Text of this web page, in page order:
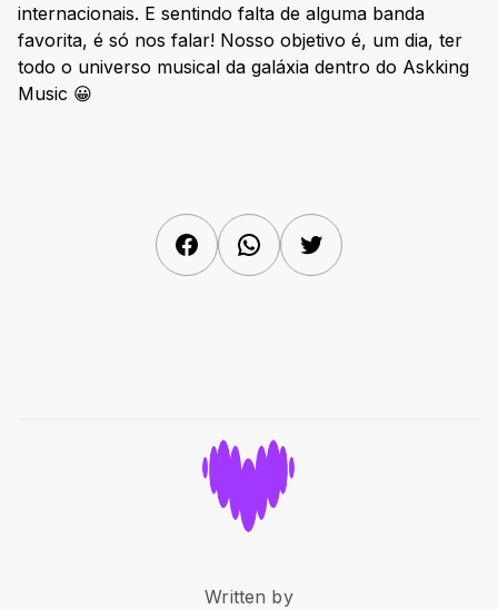
internacionais. E sentindo falta de alguma banda
favorita, é só nos falar! Nosso objetivo é, um dia, ter
todo o universo musical da galáxia dentro do Askking
Music 😀
FacebookWhatsAppTwitter
Written by